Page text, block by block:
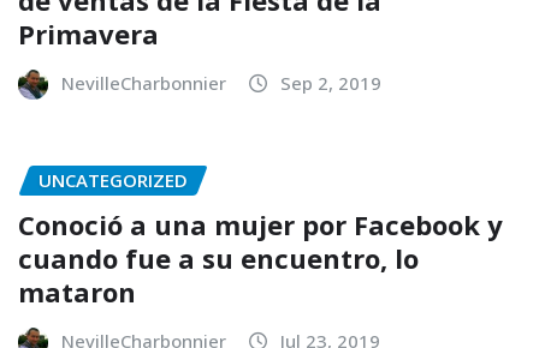
Primavera
NevilleCharbonnier Sep 2, 2019
UNCATEGORIZED
Conoció a una mujer por Facebook y
cuando fue a su encuentro, lo
mataron
NevilleCharbonnier Jul 23, 2019